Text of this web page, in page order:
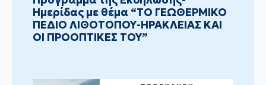
Ημερίδας με θέμα “ΤΟ ΓΕΩΘΕΡΜΙΚΟ
ΠΕΔΙΟ ΛΙΘΟΤΟΠΟΥ-ΗΡΑΚΛΕΙΑΣ ΚΑΙ
ΟΙ ΠΡΟΟΠΤΙΚΕΣ ΤΟΥ”